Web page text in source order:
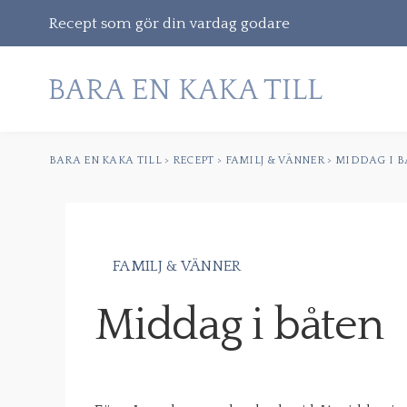
Recept som gör din vardag godare
Gå
efter:
BARA EN KAKA TILL> RECEPT > FAMILJ & VÄNNER> MIDDAG I
FAMILJ & VÄNNER
Middag i båten